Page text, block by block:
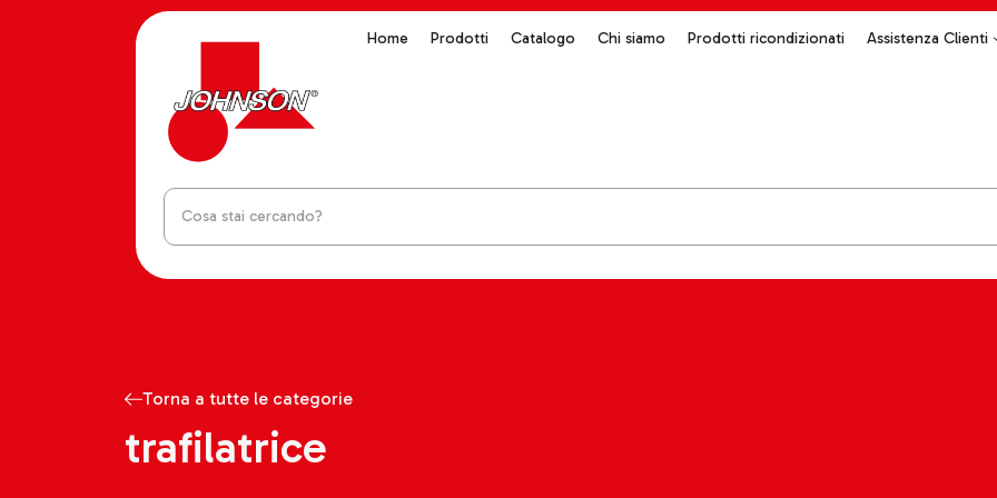
Home Prodotti Catalogo Chi siamo Prodotti ricondizionati Assistenza Clienti
Torna a tutte le categorie
trafilatrice